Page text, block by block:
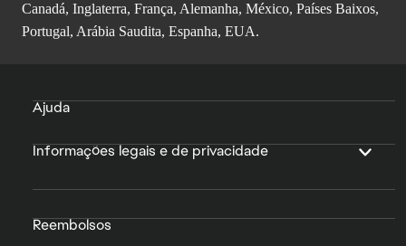
Canadá, Inglaterra, França, Alemanha, México, Países Baixos,
Portugal, Arábia Saudita, Espanha, EUA.
Ajuda
Informações legais e de privacidade
Reembolsos